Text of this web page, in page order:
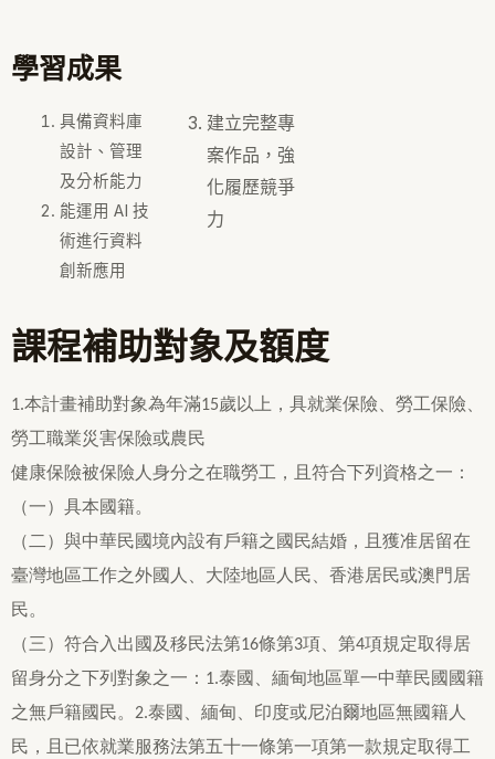
學習成果
具備資料庫
設計、管理
及分析能力
能運用 AI 技
術進行資料
創新應用
建立完整專
案作品，強
化履歷競爭
力
課程補助對象及額度
1.本計畫補助對象為年滿15歲以上，具就業保險、勞工保險、
勞工職業災害保險或農民
健康保險被保險人身分之在職勞工，且符合下列資格之一：
（一）具本國籍。
（二）與中華民國境內設有戶籍之國民結婚，且獲准居留在
臺灣地區工作之外國人、大陸地區人民、香港居民或澳門居
民。
（三）符合入出國及移民法第16條第3項、第4項規定取得居
留身分之下列對象之一：1.泰國、緬甸地區單一中華民國國籍
之無戶籍國民。2.泰國、緬甸、印度或尼泊爾地區無國籍人
民，且已依就業服務法第五十一條第一項第一款規定取得工